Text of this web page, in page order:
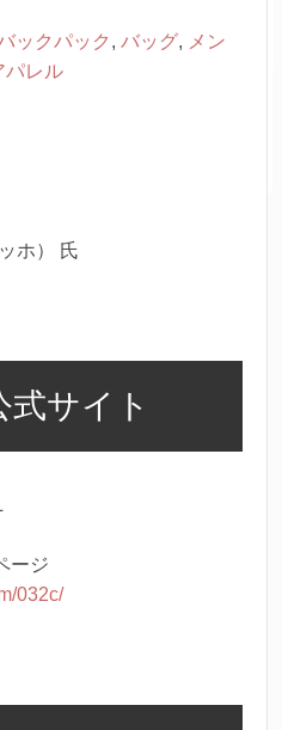
ックパック , バッグ, メン
パレル
ホ） 氏
サイト
ージ
032c/